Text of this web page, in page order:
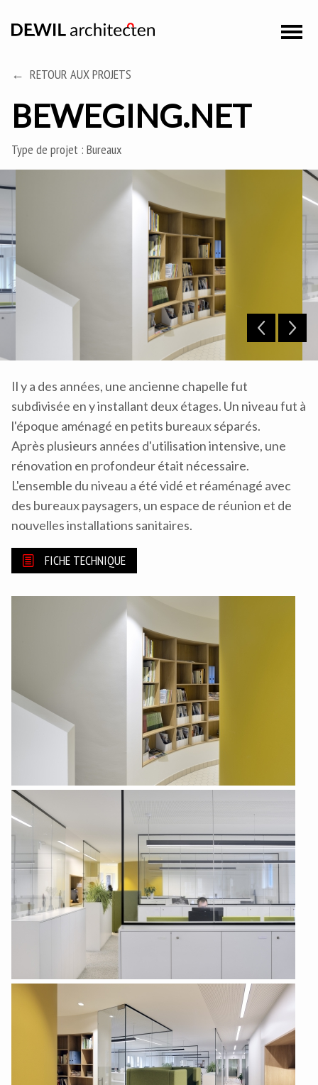
RETOUR AUX PROJETS
BEWEGING.NET
Type de projet : Bureaux
Il y a des années, une ancienne chapelle fut
subdivisée en y installant deux étages. Un niveau fut à
l'époque aménagé en petits bureaux séparés.
Après plusieurs années d'utilisation intensive, une
rénovation en profondeur était nécessaire.
L'ensemble du niveau a été vidé et réaménagé avec
des bureaux paysagers, un espace de réunion et de
nouvelles installations sanitaires.
FICHE TECHNIQUE